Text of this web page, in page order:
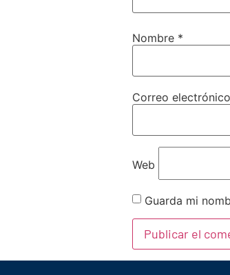
Nombre *
Correo electrónico
Web
Guarda mi